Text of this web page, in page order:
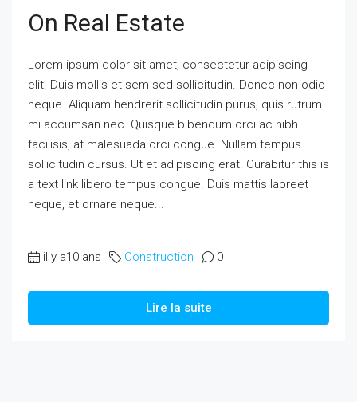
On Real Estate
Lorem ipsum dolor sit amet, consectetur adipiscing
elit. Duis mollis et sem sed sollicitudin. Donec non odio
neque. Aliquam hendrerit sollicitudin purus, quis rutrum
mi accumsan nec. Quisque bibendum orci ac nibh
facilisis, at malesuada orci congue. Nullam tempus
sollicitudin cursus. Ut et adipiscing erat. Curabitur this is
a text link libero tempus congue. Duis mattis laoreet
neque, et ornare neque...
il y a10 ans Construction 0
Lire la suite